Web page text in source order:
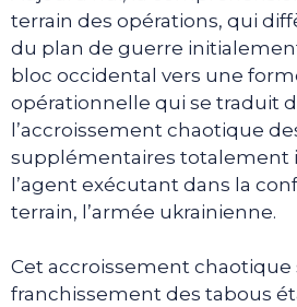
terrain des opérations, qui
du plan de guerre
bloc occidental vers une
opérationnelle qui se traduit
l’accroissement chaotique
supplémentaires totalement
l’agent exécutant dans la
terrain, l’armée ukrainienne.
Cet accroissement chaotique
franchissement des tabous